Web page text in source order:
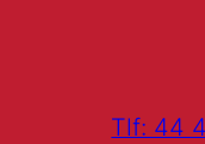
Tlf: 44